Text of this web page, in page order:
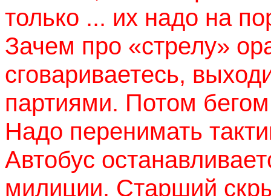
только ... их надо на
Зачем про «стрелу»
сговариваетесь,
партиями. Потом
Надо перенимать
Автобус
милиции. Старший